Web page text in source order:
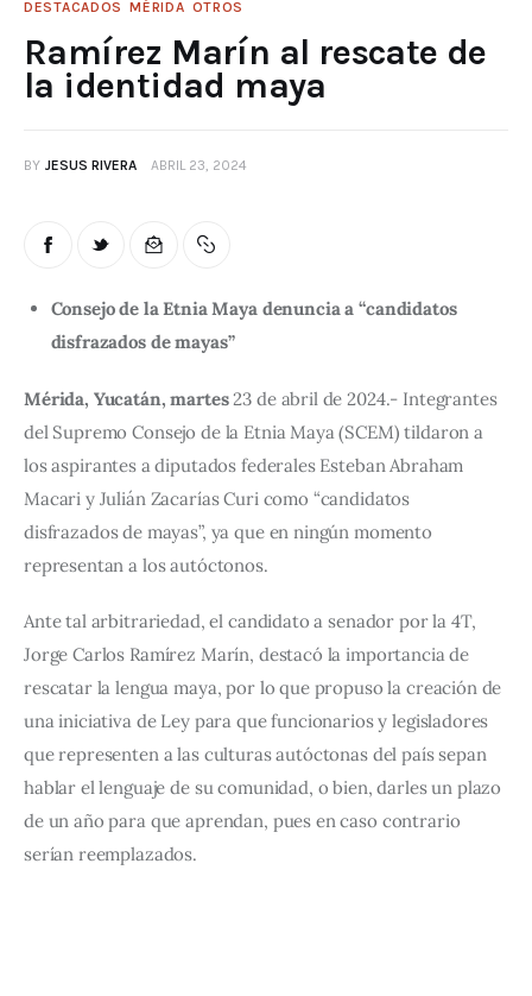
DESTACADOS MÉRIDA OTROS
Ramírez Marín al rescate de
la identidad maya
BY JESUS RIVERA ABRIL 23, 2024
Consejo de la Etnia Maya denuncia a “candidatos
disfrazados de mayas”
Mérida, Yucatán, martes 23 de abril de 2024.- Integrantes
del Supremo Consejo de la Etnia Maya (SCEM) tildaron a
los aspirantes a diputados federales Esteban Abraham
Macari y Julián Zacarías Curi como “candidatos
disfrazados de mayas”, ya que en ningún momento
representan a los autóctonos.
Ante tal arbitrariedad, el candidato a senador por la 4T,
Jorge Carlos Ramírez Marín, destacó la importancia de
rescatar la lengua maya, por lo que propuso la creación de
una iniciativa de Ley para que funcionarios y legisladores
que representen a las culturas autóctonas del país sepan
hablar el lenguaje de su comunidad, o bien, darles un plazo
de un año para que aprendan, pues en caso contrario
serían reemplazados.